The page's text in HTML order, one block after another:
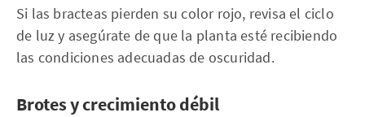
Si las bracteas pierden su color rojo, revisa el ciclo
de luz y asegúrate de que la planta esté recibiendo
las condiciones adecuadas de oscuridad.
Brotes y crecimiento débil